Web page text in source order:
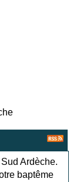
Ardèche.
baptême